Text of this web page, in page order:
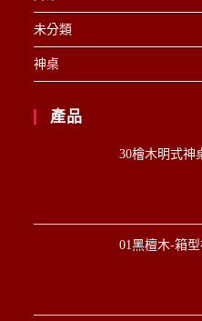
未分類
神桌
產品
30檜木明式神
01黑檀木-箱